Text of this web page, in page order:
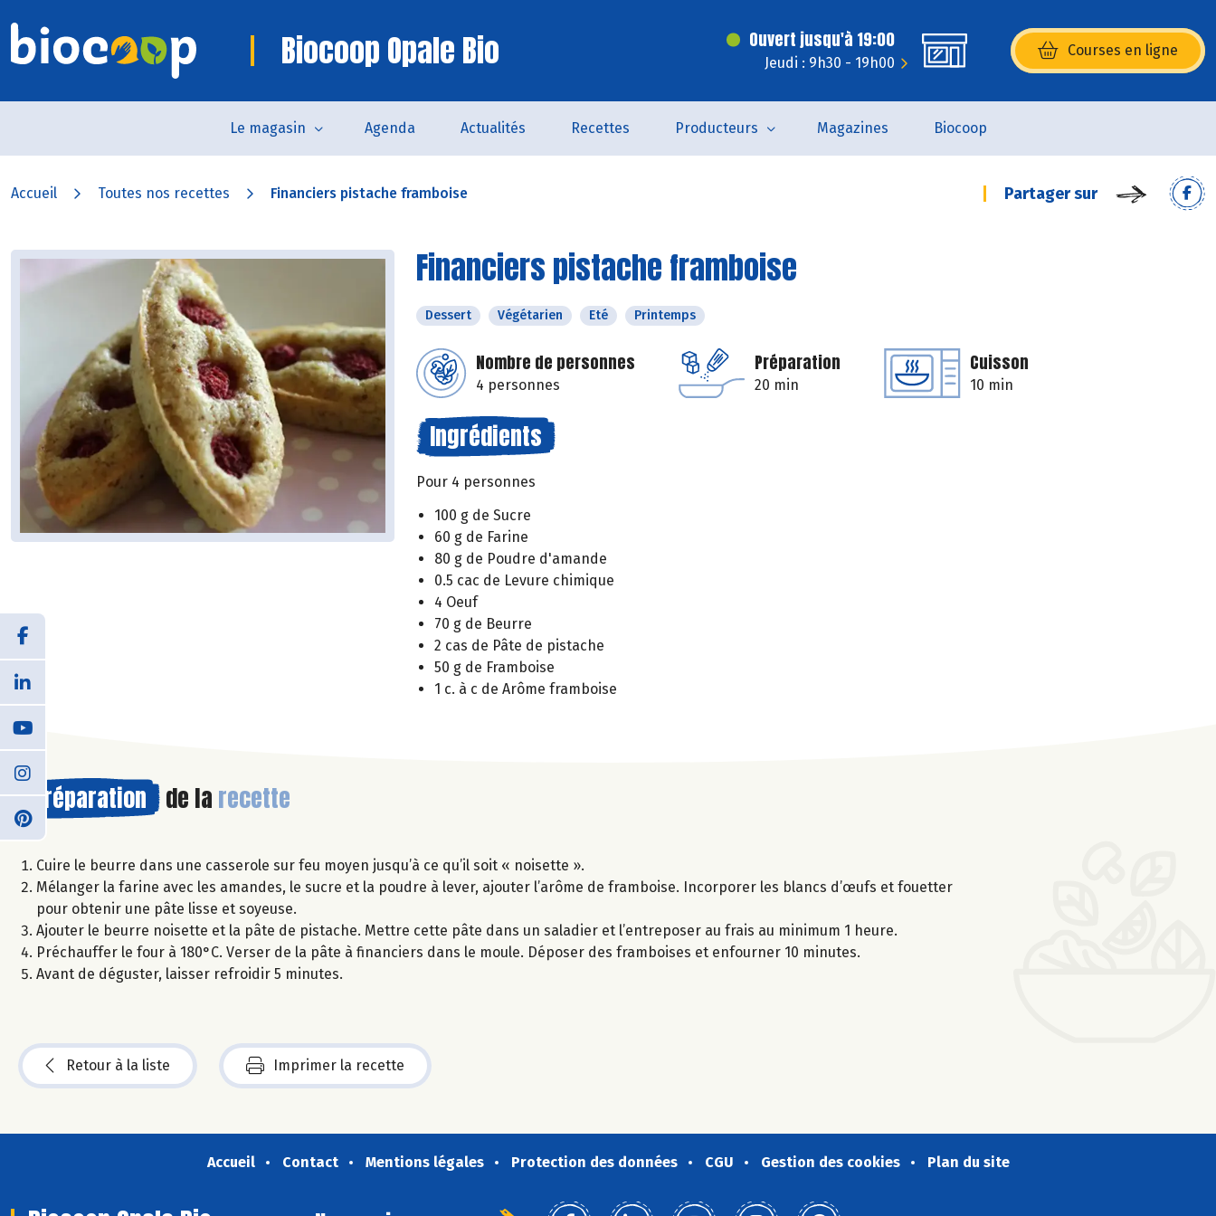
Biocoop Opale Bio Ouvert jusqu'à 19:00
Jeudi : 9h30 - 19h00
Courses en ligne
(s’ouvre dans une nouvelle
Le magasin Agenda Actualités Recettes Producteurs Magazines Biocoop
Accueil Toutes nos recettes Financiers pistache framboise Partager sur
Financiers pistache framboise
Dessert Végétarien Eté Printemps
Nombre de personnes
4 personnes
Préparation
20 min
Cuisson
10 min
Ingrédients
Pour 4 personnes
100 g de Sucre
60 g de Farine
80 g de Poudre d'amande
0.5 cac de Levure chimique
4 Oeuf
70 g de Beurre
2 cas de Pâte de pistache
50 g de Framboise
1 c. à c de Arôme framboise
Préparation de la recette
Cuire le beurre dans une casserole sur feu moyen jusqu’à ce qu’il soit « noisette ».
Mélanger la farine avec les amandes, le sucre et la poudre à lever, ajouter l’arôme de framboise. Incorporer les blancs d’œufs et fouetter
pour obtenir une pâte lisse et soyeuse.
Ajouter le beurre noisette et la pâte de pistache. Mettre cette pâte dans un saladier et l’entreposer au frais au minimum 1 heure.
Préchauffer le four à 180°C. Verser de la pâte à financiers dans le moule. Déposer des framboises et enfourner 10 minutes.
Avant de déguster, laisser refroidir 5 minutes.
Retour à la liste Imprimer la recette
Accueil Contact Mentions légales Protection des données CGU Gestion des cookies Plan du site